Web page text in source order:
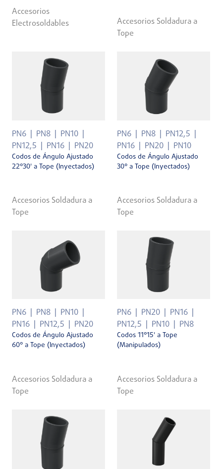
Accesorios
Electrosoldables
Accesorios Soldadura a
Tope
PN6 PN8
PN10
PN12,5
PN16 PN20
Codos de Ángulo Ajustado
22°30' a Tope (Inyectados)
Accesorios Soldadura a
Tope
PN6 PN8
PN12,5
PN16
PN20 PN10
Codos de Ángulo Ajustado
30° a Tope (Inyectados)
Accesorios Soldadura a
Tope
PN6 PN8
PN10
PN16
PN12,5 PN20
Codos de Ángulo Ajustado
60° a Tope (Inyectados)
Accesorios Soldadura a
Tope
PN6 PN20
PN16
PN12,5
PN10 PN8
Codos 11°15' a Tope
(Manipulados)
Accesorios Soldadura a
Tope